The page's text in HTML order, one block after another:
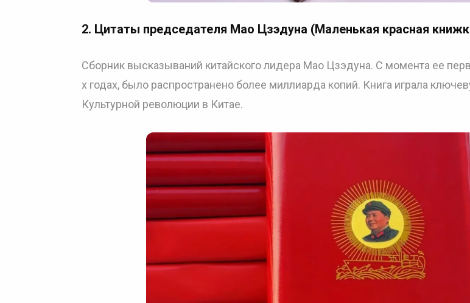
2. Цитаты председателя Мао Цзэдуна (Маленькая красная
Сборник высказываний китайского лидера Мао Цзэдуна. С момента ее
х годах, было распространено более миллиарда копий. Книга играла
Культурной революции в Китае.